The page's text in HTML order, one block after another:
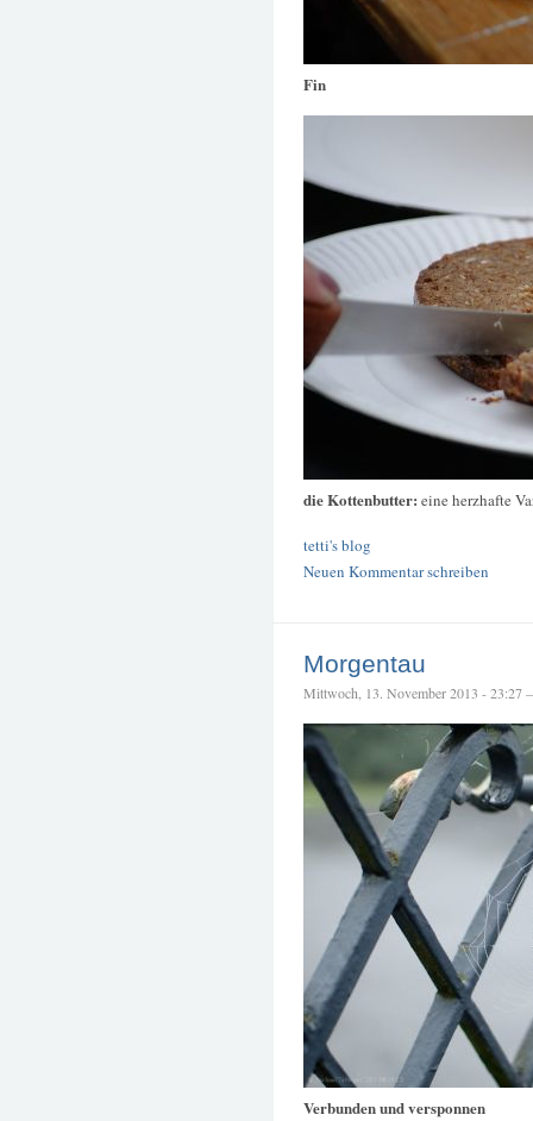
Fin
die Kottenbutter: eine herzhafte
tetti's blog
Neuen Kommentar schreiben
Morgentau
Mittwoch, 13. November 2013 - 23:27
Verbunden und versponnen